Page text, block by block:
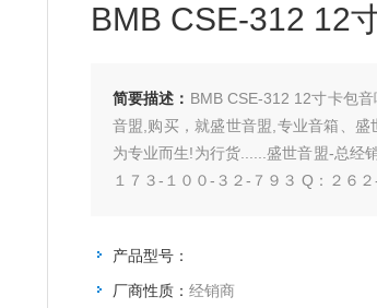
BMB CSE-312 12
简要描述： BMB CSE-312 12寸卡包
音盟,购买，就盛世音盟,专业音箱、
为专业而生!为行货......盛世音盟-总经
１７３-１００-３２-７９３ Q：２６
产品型号：
厂商性质： 经销商